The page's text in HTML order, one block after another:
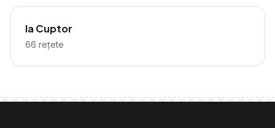
la Cuptor
66 rețete